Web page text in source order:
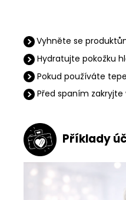
Vyhněte se
Hydratujte pokožku
Pokud používáte
Před spaním
Příklady